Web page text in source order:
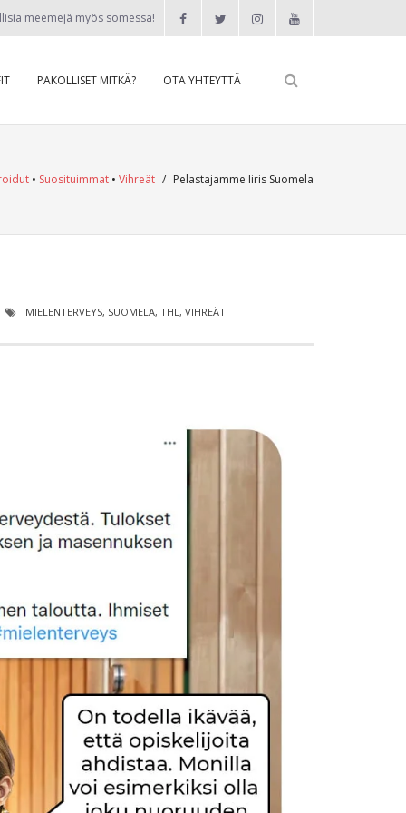
meemejä myös somessa!
PAKOLLISET MITKÄ? OTA YHTEYTTÄ
• Suosituimmat • Vihreät / Pelastajamme Iiris Suomela
MIELENTERVEYS, SUOMELA, THL, VIHREÄT